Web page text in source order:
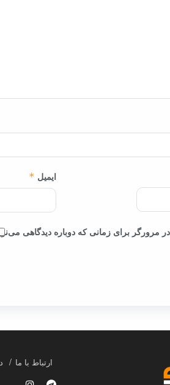
ایمیل *
مرورگر برای زمانی که دوباره دیدگاهی
ارتباط با ما